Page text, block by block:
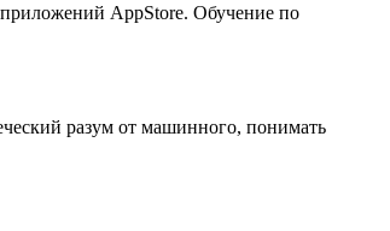
AppStore. Обучение по
разум от машинного, понимать